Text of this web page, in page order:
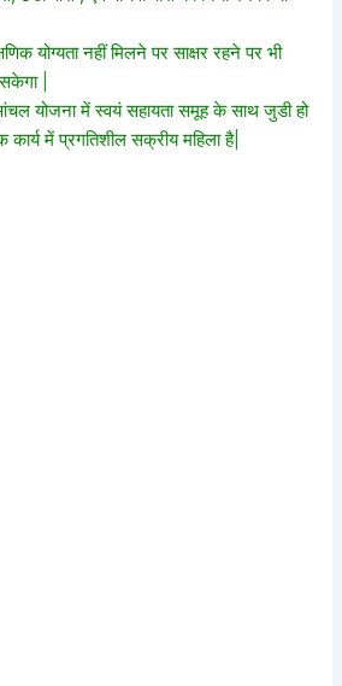
योग्यता नहीं मिलने पर साक्षर रहने पर भी
|
योजना में स्वयं सहायता समूह के साथ जुडी हो
कार्य में प्रगतिशील सक्रीय महिला है|